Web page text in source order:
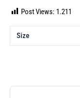
Post Views: 1.211
Size